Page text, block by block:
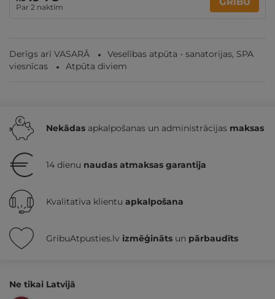
Par 2 naktīm
Derīgs arī VASARĀ
Veselības atpūta - sanatorijas, SPA
viesnīcas
Atpūta diviem
Nekādas apkalpošanas un administrācijas maksas
14 dienu naudas atmaksas garantija
Kvalitatīva klientu apkalpošana
GribuAtpusties.lv izmēģināts un pārbaudīts
Ne tikai Latvijā